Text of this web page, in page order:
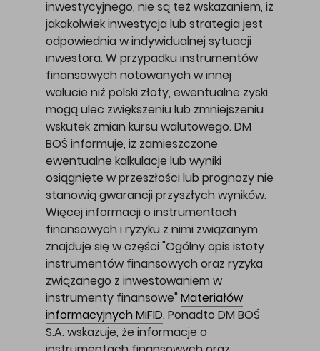
inwestycyjnego, nie są też wskazaniem, iż
jakakolwiek inwestycja lub strategia jest
odpowiednia w indywidualnej sytuacji
inwestora. W przypadku instrumentów
finansowych notowanych w innej
walucie niż polski złoty, ewentualne zyski
mogą ulec zwiększeniu lub zmniejszeniu
wskutek zmian kursu walutowego. DM
BOŚ informuje, iż zamieszczone
ewentualne kalkulacje lub wyniki
osiągnięte w przeszłości lub prognozy nie
stanowią gwarancji przyszłych wyników.
Więcej informacji o instrumentach
finansowych i ryzyku z nimi związanym
znajduje się w części "Ogólny opis istoty
instrumentów finansowych oraz ryzyka
związanego z inwestowaniem w
instrumenty finansowe" Materiałów
informacyjnych MiFID. Ponadto DM BOŚ
S.A. wskazuje, że informacje o